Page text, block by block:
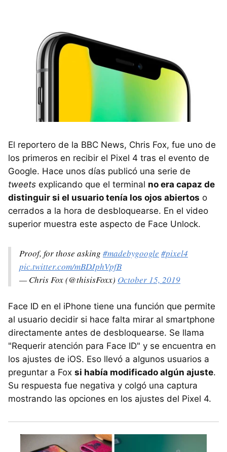
El reportero de la BBC News, Chris Fox, fue uno de
los primeros en recibir el Pixel 4 tras el evento de
Google. Hace unos días publicó una serie de
tweets explicando que el terminal no era capaz de
distinguir si el usuario tenía los ojos abiertos o
cerrados a la hora de desbloquearse. En el video
superior muestra este aspecto de Face Unlock.
Proof, for those asking #madebygoogle #pixel4
pic.twitter.com/mBDJphVpfB
— Chris Fox (@thisisFoxx) October 15, 2019
Face ID en el iPhone tiene una función que permite
al usuario decidir si hace falta mirar al smartphone
directamente antes de desbloquearse. Se llama
"Requerir atención para Face ID" y se encuentra en
los ajustes de iOS. Eso llevó a algunos usuarios a
preguntar a Fox si había modificado algún ajuste.
Su respuesta fue negativa y colgó una captura
mostrando las opciones en los ajustes del Pixel 4.